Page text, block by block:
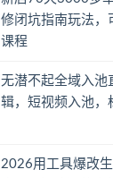
修闭坑指南玩法，
课程
无潜不起全域入池
辑，短视频入池，
2026用工具爆改